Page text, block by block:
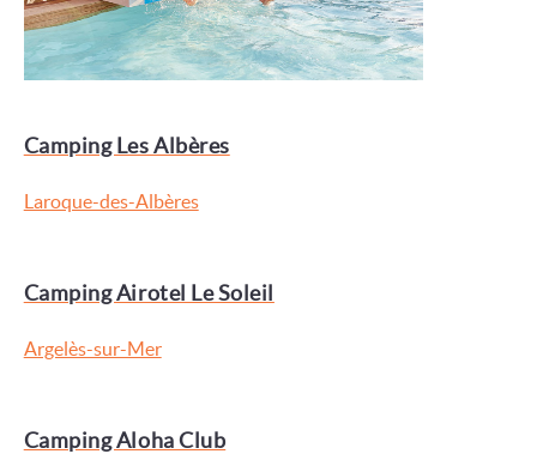
Camping Les Albères
Laroque-des-Albères
Camping Airotel Le Soleil
Argelès-sur-Mer
Camping Aloha Club